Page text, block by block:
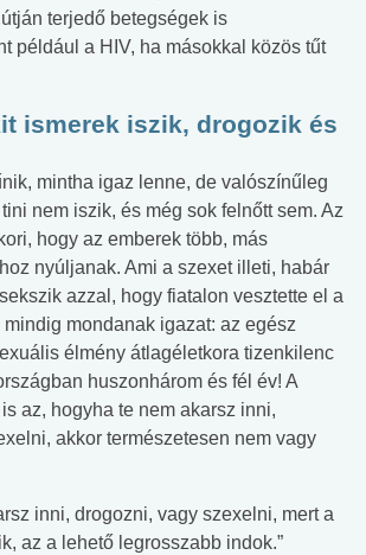
terjedő betegségek is
például a HIV, ha másokkal közös tűt
ismerek iszik, drogozik és
mintha igaz lenne, de valószínűleg
nem iszik, és még sok felnőtt sem. Az
hogy az emberek több, más
nyúljanak. Ami a szexet illeti, habár
azzal, hogy fiatalon vesztette el a
mondanak igazat: az egész
élmény átlagéletkora tizenkilenc
huszonhárom és fél év! A
az, hogyha te nem akarsz inni,
akkor természetesen nem vagy
inni, drogozni, vagy szexelni, mert a
az a lehető legrosszabb indok.”